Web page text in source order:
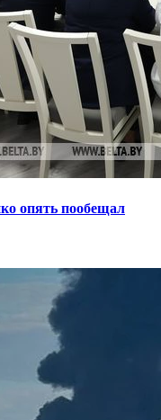
опять пообещал